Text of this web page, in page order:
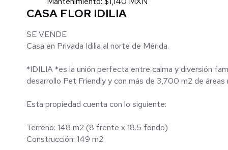
CASA FLOR IDILIA
SE VENDE
Casa en Privada Idilia al norte de Mérida.
*IDILIA *es la unión perfecta entre calma y diversión
desarrollo Pet Friendly y con más de 3,700 m2 de
Esta propiedad cuenta con lo siguiente:
Terreno: 148 m2 (8 frente x 18.5 fondo)
Construcción: 149 m2